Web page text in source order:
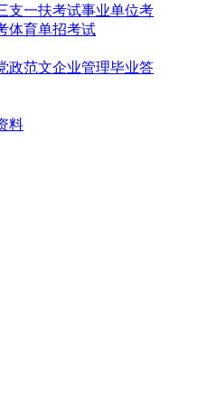
支一扶考试事业单位考
体育单招考试
政范文企业管理毕业答
料